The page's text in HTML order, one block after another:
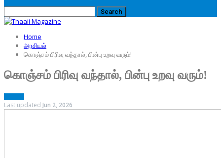
Home
அரசியல்
கொஞ்சம் பிரிவு வந்தால், பின்பு உறவு வரும்!
கொஞ்சம் பிரிவு வந்தால், பின்பு உறவு வரும்!
Last updated Jun 2, 2026